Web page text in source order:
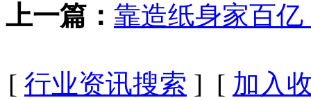
上一篇： 靠造纸身家百
[ 行业资讯搜索 ] [ 加入